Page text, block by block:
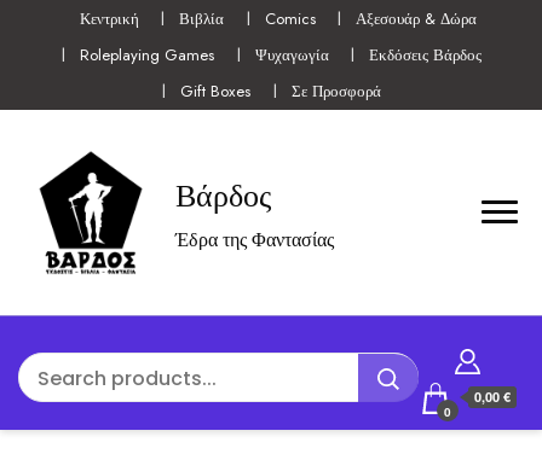
Κεντρική Βιβλία Comics
Αξεσουάρ & Δώρα
Roleplaying Games
Ψυχαγωγία
Εκδόσεις Βάρδος
Gift Boxes
Σε Προσφορά
Βάρδος
Έδρα της Φαντασίας
0
0,00 €